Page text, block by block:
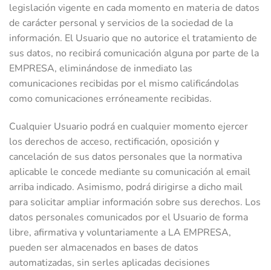
legislación vigente en cada momento en materia de datos
de carácter personal y servicios de la sociedad de la
información. El Usuario que no autorice el tratamiento de
sus datos, no recibirá comunicación alguna por parte de la
EMPRESA, eliminándose de inmediato las
comunicaciones recibidas por el mismo calificándolas
como comunicaciones erróneamente recibidas.
Cualquier Usuario podrá en cualquier momento ejercer
los derechos de acceso, rectificación, oposición y
cancelación de sus datos personales que la normativa
aplicable le concede mediante su comunicación al email
arriba indicado. Asimismo, podrá dirigirse a dicho mail
para solicitar ampliar información sobre sus derechos. Los
datos personales comunicados por el Usuario de forma
libre, afirmativa y voluntariamente a LA EMPRESA,
pueden ser almacenados en bases de datos
automatizadas, sin serles aplicadas decisiones